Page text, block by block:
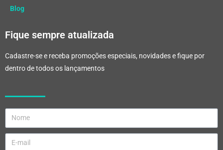
Blog
Fique sempre atualizada
Cadastre-se e receba promoções especiais, novidades e fique por
dentro de todos os lançamentos